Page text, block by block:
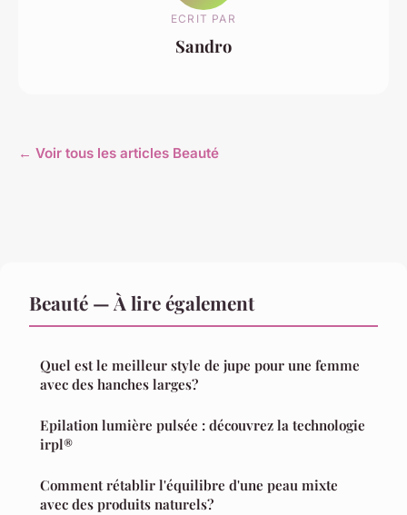
ECRIT PAR
Sandro
← Voir tous les articles Beauté
Beauté — À lire également
Quel est le meilleur style de jupe pour une femme
avec des hanches larges?
Epilation lumière pulsée : découvrez la technologie
irpl®
Comment rétablir l'équilibre d'une peau mixte
avec des produits naturels?